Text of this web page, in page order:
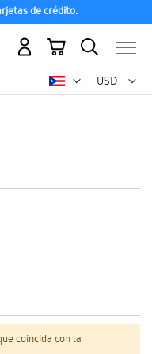
de crédito.
USD -
dólar
Mi carrito
coincida con la